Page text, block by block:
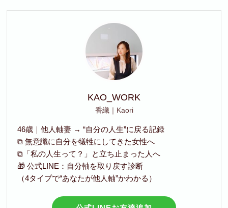
KAO_WORK
香織｜Kaori
46歳｜他人軸妻 → “自分の人生”に戻る記録
⧉ 無意識に自分を犠牲にしてきた女性へ
⧉「私の人生って？」と立ち止まった人へ
🎁 公式LINE：自分軸を取り戻す診断
（4タイプで“あなたが他人軸”かわかる）